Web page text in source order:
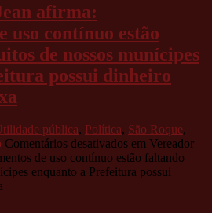
afirma:
uso contínuo estão
de nossos munícipes
possui dinheiro
pública, Política, São Roque,
Comentários desativados em Vereador
de uso contínuo estão faltando
enquanto a Prefeitura possui